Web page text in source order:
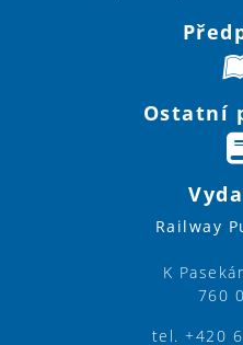
Ostatní
Railway
K
760
tel. +420